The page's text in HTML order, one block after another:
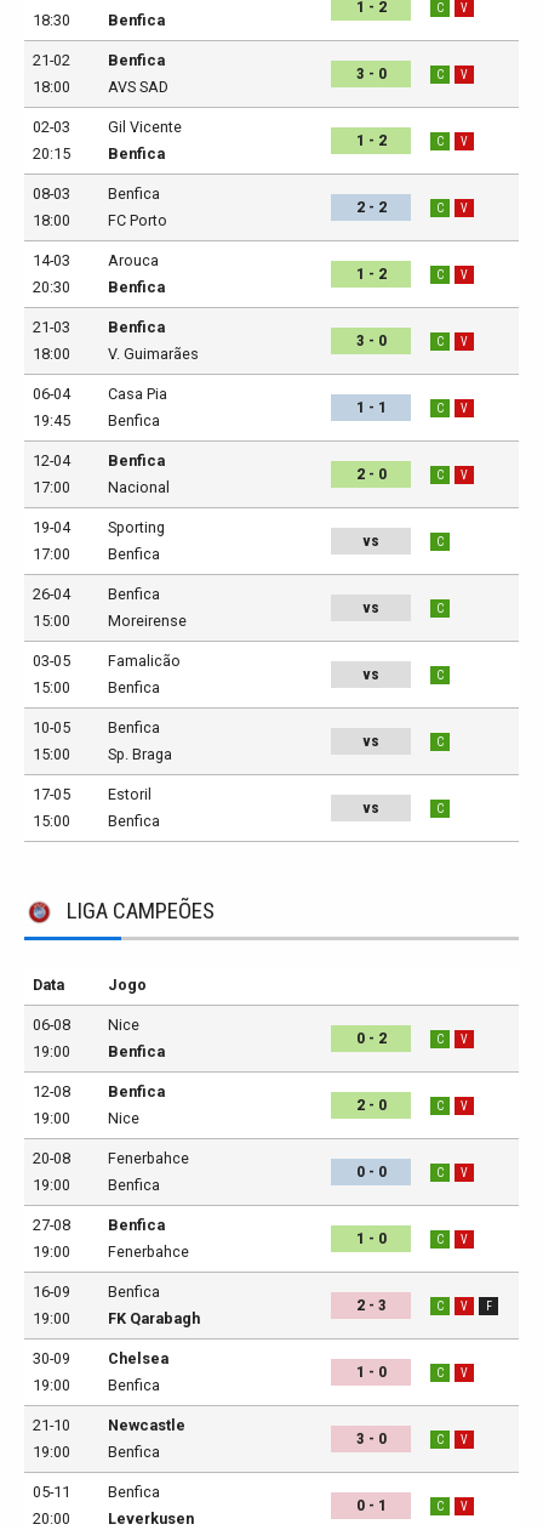
18:30
Benfica
1 - 2 C V
21-02
18:00
Benfica
AVS SAD
3 - 0 C V
02-03
20:15
Gil Vicente
Benfica
1 - 2 C V
08-03
18:00
Benfica
FC Porto
2 - 2 C V
14-03
20:30
Arouca
Benfica
1 - 2 C V
21-03
18:00
Benfica
V. Guimarães
3 - 0 C V
06-04
19:45
Casa Pia
Benfica
1 - 1 C V
12-04
17:00
Benfica
Nacional
2 - 0 C V
19-04
17:00
Sporting
Benfica
vs C
26-04
15:00
Benfica
Moreirense
vs C
03-05
15:00
Famalicão
Benfica
vs C
10-05
15:00
Benfica
Sp. Braga
vs C
17-05
15:00
Estoril
Benfica
vs C
LIGA CAMPEÕES
Data Jogo
06-08
19:00
Nice
Benfica
0 - 2 C V
12-08
19:00
Benfica
Nice
2 - 0 C V
20-08
19:00
Fenerbahce
Benfica
0 - 0 C V
27-08
19:00
Benfica
Fenerbahce
1 - 0 C V
16-09
19:00
Benfica
FK Qarabagh
2 - 3 C V F
30-09
19:00
Chelsea
Benfica
1 - 0 C V
21-10
19:00
Newcastle
Benfica
3 - 0 C V
05-11
20:00
Benfica
Leverkusen
0 - 1 C V